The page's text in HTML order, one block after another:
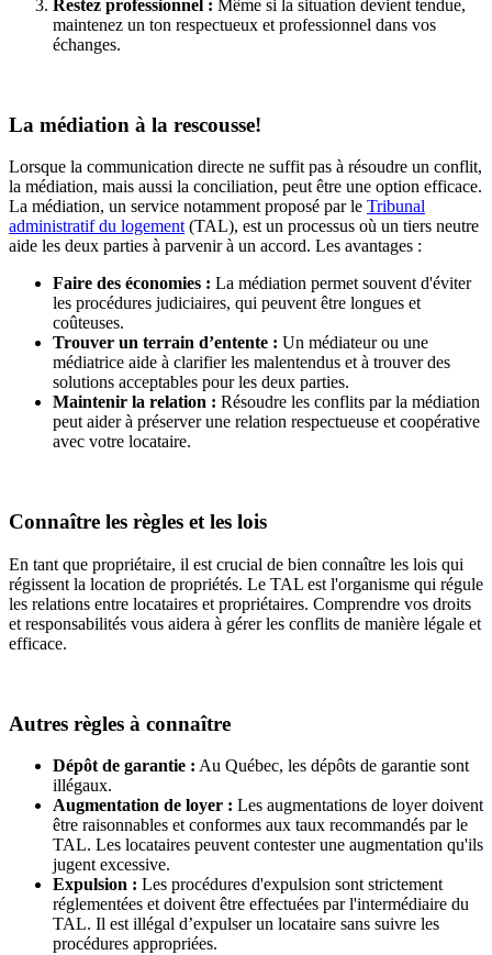
Restez professionnel : Même si la situation devient tendue,
maintenez un ton respectueux et professionnel dans vos
échanges.
La médiation à la rescousse!
Lorsque la communication directe ne suffit pas à résoudre un conflit,
la médiation, mais aussi la conciliation, peut être une option efficace.
La médiation, un service notamment proposé par le Tribunal
administratif du logement (TAL), est un processus où un tiers neutre
aide les deux parties à parvenir à un accord. Les avantages :
Faire des économies : La médiation permet souvent d'éviter
les procédures judiciaires, qui peuvent être longues et
coûteuses.
Trouver un terrain d’entente : Un médiateur ou une
médiatrice aide à clarifier les malentendus et à trouver des
solutions acceptables pour les deux parties.
Maintenir la relation : Résoudre les conflits par la médiation
peut aider à préserver une relation respectueuse et coopérative
avec votre locataire.
Connaître les règles et les lois
En tant que propriétaire, il est crucial de bien connaître les lois qui
régissent la location de propriétés. Le TAL est l'organisme qui régule
les relations entre locataires et propriétaires. Comprendre vos droits
et responsabilités vous aidera à gérer les conflits de manière légale et
efficace.
Autres règles à connaître
Dépôt de garantie : Au Québec, les dépôts de garantie sont
illégaux.
Augmentation de loyer : Les augmentations de loyer doivent
être raisonnables et conformes aux taux recommandés par le
TAL. Les locataires peuvent contester une augmentation qu'ils
jugent excessive.
Expulsion : Les procédures d'expulsion sont strictement
réglementées et doivent être effectuées par l'intermédiaire du
TAL. Il est illégal d’expulser un locataire sans suivre les
procédures appropriées.